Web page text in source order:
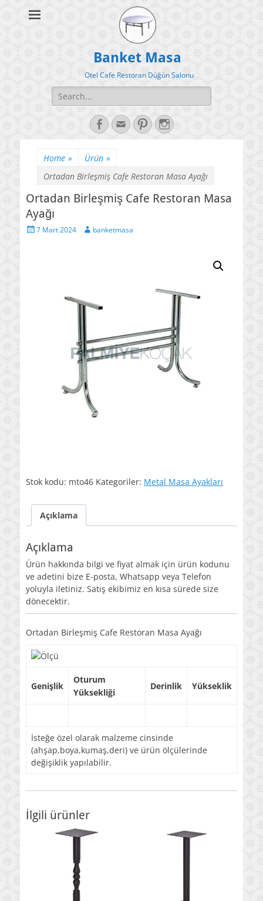
Banket Masa
Otel Cafe Restoran Düğün Salonu
Search
for:
Facebook
EmailPinterestInstagram
Home » Ürün »
Ortadan Birleşmiş Cafe Restoran Masa Ayağı
Ortadan Birleşmiş Cafe Restoran Masa
Ayağı
Posted7 Mart 2024 Authorbanketmasa
Stok kodu: mto46 Kategoriler: Metal Masa Ayakları
Açıklama
Açıklama
Ürün hakkında bilgi ve fiyat almak için ürün kodunu
ve adetini bize E-posta, Whatsapp veya Telefon
yoluyla iletiniz. Satış ekibimiz en kısa sürede size
dönecektir.
Ortadan Birleşmiş Cafe Restoran Masa Ayağı
Genişlik
Oturum
Yüksekliği
Derinlik Yükseklik
İsteğe özel olarak malzeme cinsinde
(ahşap,boya,kumaş,deri) ve ürün ölçülerinde
değişiklik yapılabilir.
İlgili ürünler